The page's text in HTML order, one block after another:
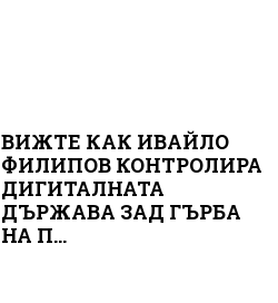
ВИЖТЕ КАК ИВАЙЛО
ФИЛИПОВ КОНТРОЛИРА
ДИГИТАЛНАТА
ДЪРЖАВА ЗАД ГЪРБА
НА П...